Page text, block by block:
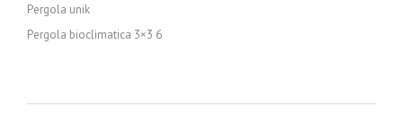
Pergola unik
Pergola bioclimatica 3×3 6